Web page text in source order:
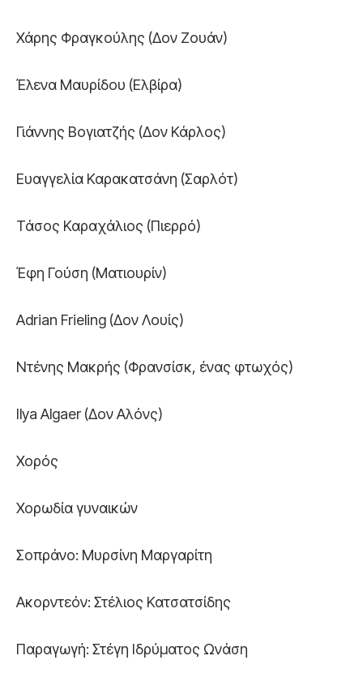
Χάρης Φραγκούλης (Δον Ζουάν)
Έλενα Μαυρίδου (Ελβίρα)
Γιάννης Βογιατζής (Δον Κάρλος)
Ευαγγελία Καρακατσάνη (Σαρλότ)
Τάσος Καραχάλιος (Πιερρό)
Έφη Γούση (Ματιουρίν)
Adrian Frieling (Δον Λουίς)
Ντένης Μακρής (Φρανσίσκ, ένας φτωχός)
Ilya Algaer (Δον Αλόνς)
Χορός
Χορωδία γυναικών
Σοπράνο: Μυρσίνη Μαργαρίτη
Ακορντεόν: Στέλιος Κατσατσίδης
Παραγωγή: Στέγη Ιδρύματος Ωνάση